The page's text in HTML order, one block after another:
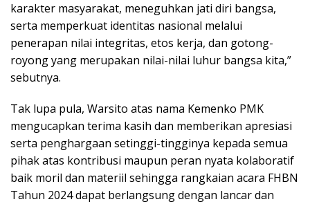
karakter masyarakat, meneguhkan jati diri bangsa,
serta memperkuat identitas nasional melalui
penerapan nilai integritas, etos kerja, dan gotong-
royong yang merupakan nilai-nilai luhur bangsa kita,”
sebutnya.
Tak lupa pula, Warsito atas nama Kemenko PMK
mengucapkan terima kasih dan memberikan apresiasi
serta penghargaan setinggi-tingginya kepada semua
pihak atas kontribusi maupun peran nyata kolaboratif
baik moril dan materiil sehingga rangkaian acara FHBN
Tahun 2024 dapat berlangsung dengan lancar dan